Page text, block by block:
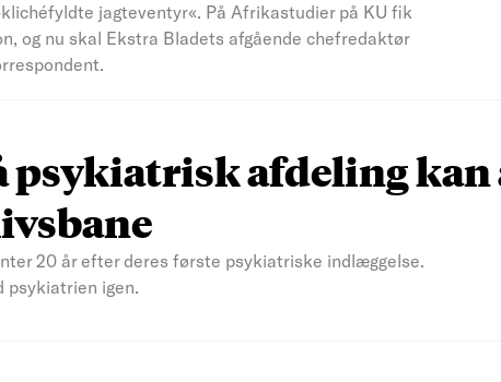
jagteventyr«. På Afrikastudier på KU fik
og nu skal Ekstra Bladets afgående chefredaktør
psykiatrisk afdeling
20 år efter deres første psykiatriske indlæggelse.
psykiatrien igen.